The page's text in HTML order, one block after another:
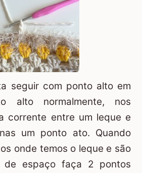
seguir com ponto alto em
alto normalmente, nos
corrente entre um leque e
um ponto ato. Quando
onde temos o leque e são
de espaço faça 2 pontos